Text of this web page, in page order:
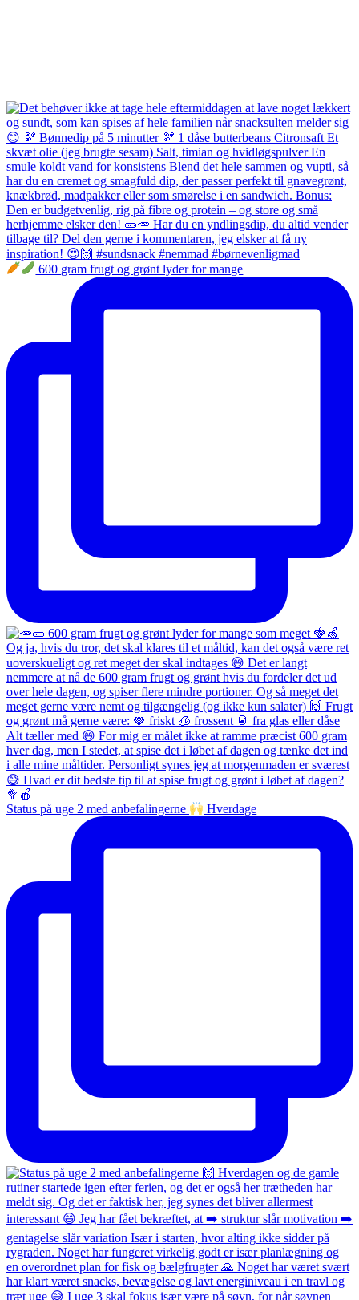
600 gram frugt og grønt lyder for mange
Status på uge 2 med anbefalingerne Hverdage